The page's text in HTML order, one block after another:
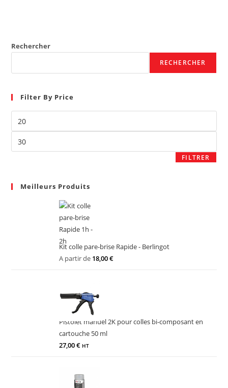
Rechercher
RECHERCHER
Filter By Price
FILTRER
Meilleurs Produits
Kit colle pare-brise Rapide - Berlingot
A partir de 18,00€
Pistolet manuel 2K pour colles bi-composant en
cartouche 50 ml
27,00€ HT